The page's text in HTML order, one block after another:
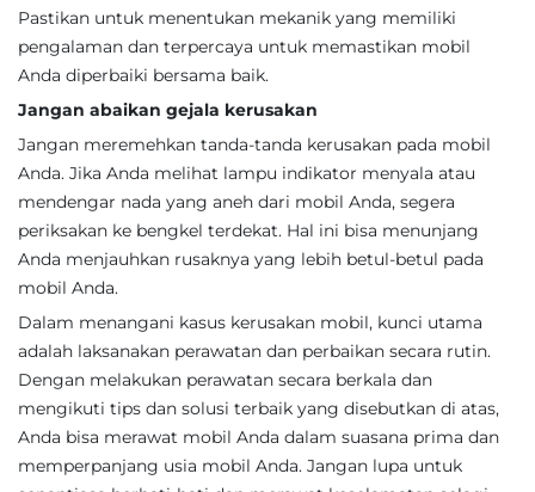
Pastikan untuk menentukan mekanik yang memiliki
pengalaman dan terpercaya untuk memastikan mobil
Anda diperbaiki bersama baik.
Jangan abaikan gejala kerusakan
Jangan meremehkan tanda-tanda kerusakan pada mobil
Anda. Jika Anda melihat lampu indikator menyala atau
mendengar nada yang aneh dari mobil Anda, segera
periksakan ke bengkel terdekat. Hal ini bisa menunjang
Anda menjauhkan rusaknya yang lebih betul-betul pada
mobil Anda.
Dalam menangani kasus kerusakan mobil, kunci utama
adalah laksanakan perawatan dan perbaikan secara rutin.
Dengan melakukan perawatan secara berkala dan
mengikuti tips dan solusi terbaik yang disebutkan di atas,
Anda bisa merawat mobil Anda dalam suasana prima dan
memperpanjang usia mobil Anda. Jangan lupa untuk